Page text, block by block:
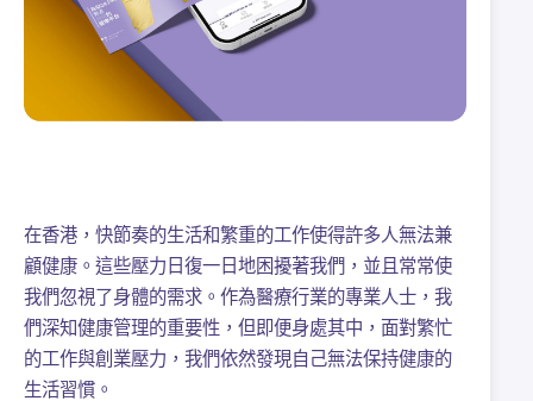
在香港，快節奏的生活和繁重的工作使得許多人無法兼
顧健康。這些壓力日復一日地困擾著我們，並且常常使
我們忽視了身體的需求。作為醫療行業的專業人士，我
們深知健康管理的重要性，但即便身處其中，面對繁忙
的工作與創業壓力，我們依然發現自己無法保持健康的
生活習慣。